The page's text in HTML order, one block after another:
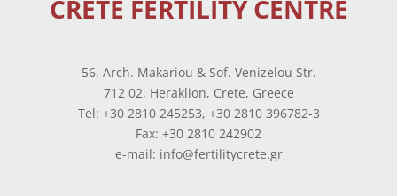
CRETE FERTILITY CENTRE
56, Arch. Makariou & Sof. Venizelou Str.
712 02, Heraklion, Crete, Greece
Tel: +30 2810 245253, +30 2810 396782-3
Fax: +30 2810 242902
e-mail: info@fertilitycrete.gr